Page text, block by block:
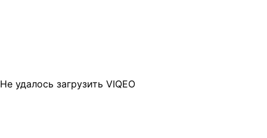
Не удалось загрузить VIQEO